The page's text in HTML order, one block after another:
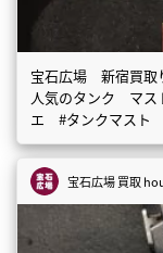
宝石広場 新宿買取
人気のタンク マス
エ #タンクマスト
宝石広場 買取